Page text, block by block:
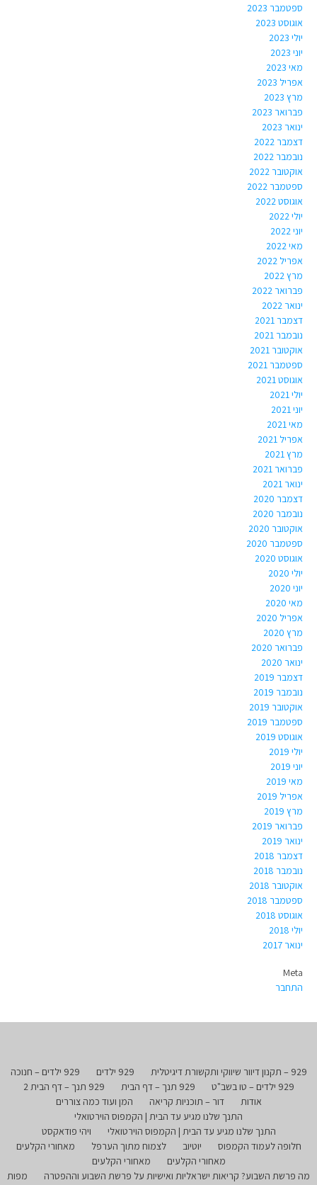
ספטמבר 2023
אוגוסט 2023
יולי 2023
יוני 2023
מאי 2023
אפריל 2023
מרץ 2023
פברואר 2023
ינואר 2023
דצמבר 2022
נובמבר 2022
אוקטובר 2022
ספטמבר 2022
אוגוסט 2022
יולי 2022
יוני 2022
מאי 2022
אפריל 2022
מרץ 2022
פברואר 2022
ינואר 2022
דצמבר 2021
נובמבר 2021
אוקטובר 2021
ספטמבר 2021
אוגוסט 2021
יולי 2021
יוני 2021
מאי 2021
אפריל 2021
מרץ 2021
פברואר 2021
ינואר 2021
דצמבר 2020
נובמבר 2020
אוקטובר 2020
ספטמבר 2020
אוגוסט 2020
יולי 2020
יוני 2020
מאי 2020
אפריל 2020
מרץ 2020
פברואר 2020
ינואר 2020
דצמבר 2019
נובמבר 2019
אוקטובר 2019
ספטמבר 2019
אוגוסט 2019
יולי 2019
יוני 2019
מאי 2019
אפריל 2019
מרץ 2019
פברואר 2019
ינואר 2019
דצמבר 2018
נובמבר 2018
אוקטובר 2018
ספטמבר 2018
אוגוסט 2018
יולי 2018
ינואר 2017
Meta
התחבר
929 – תקנון דיוור שיווקי ותקשורת דיגיטלית 929 ילדים
929 ילדים – חנוכה
929 ילדים – טו בשב"ט
929 תנך – דף הבית
929 תנך – דף הבית 2
אודות
דור – תוכניות קריאה
המן ועוד כמה צוררים
התנך שלנו מגיע עד הבית | הקמפוס הוירטואלי
התנך שלנו מגיע עד הבית | הקמפוס הוירטואלי
ויהי פודאקסט
חלופה לעמוד הקמפוס
יוטיוב לצמוח מתוך הערפל
מאחורי הקלעים
מאחורי הקלעים
מאחורי הקלעים
מה פרשת השבוע? קריאות ישראליות ואישיות על פרשת השבוע וההפטרה
מפות